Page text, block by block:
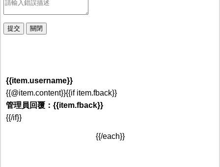
{{item.username}}
{{@item.content}}{{if item.fback}}
管理員回覆：{{item.fback}}
{{/if}}
{{/each}}